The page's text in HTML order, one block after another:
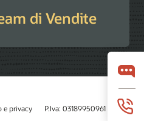
di Vendite
e privacy P.Iva: 03189950961